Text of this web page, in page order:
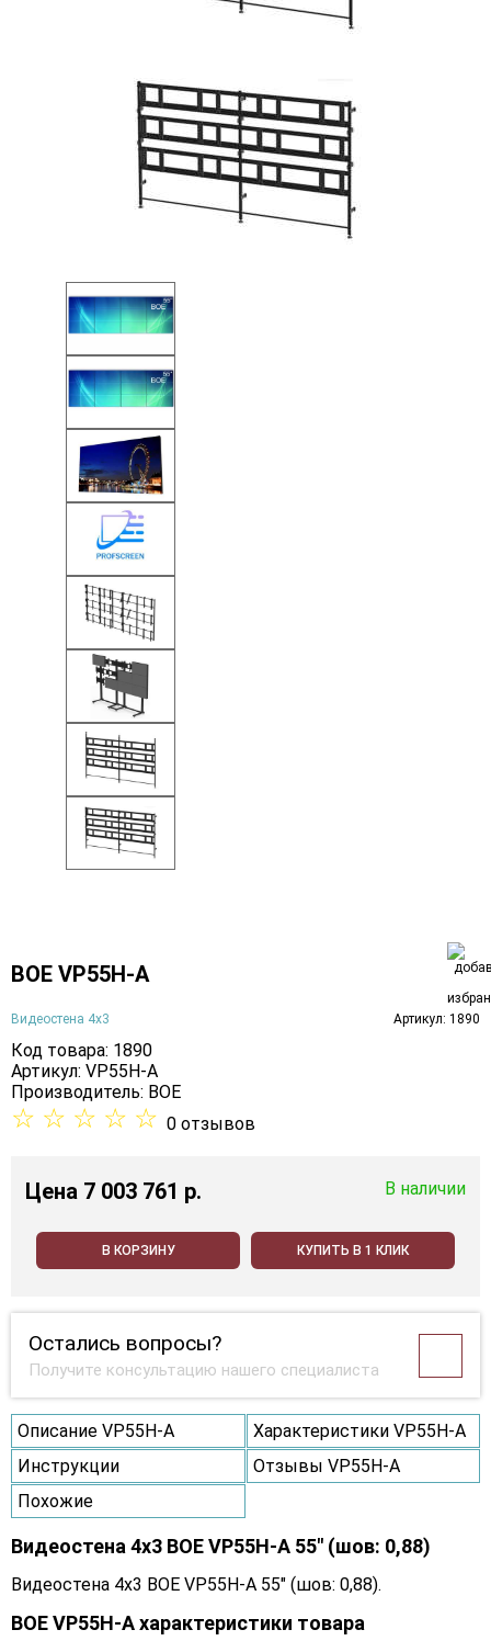
BOE VP55H-A
Видеостена 4х3 Артикул: 1890
Код товара: 1890
Артикул: VP55H-A
Производитель: BOE
☆ ☆ ☆ ☆ ☆ 0 отзывов
Цена 7 003 761 p. В наличии
В КОРЗИНУ КУПИТЬ В 1 КЛИК
Остались вопросы?
Получите консультацию нашего специалиста
Описание VP55H-A
Характеристики VP55H-A
Инструкции
Отзывы VP55H-A
Похожие
Видеостена 4x3 BOE VP55H-A 55" (шов: 0,88)
Видеостена 4x3 BOE VP55H-A 55" (шов: 0,88).
BOE VP55H-A характеристики товара